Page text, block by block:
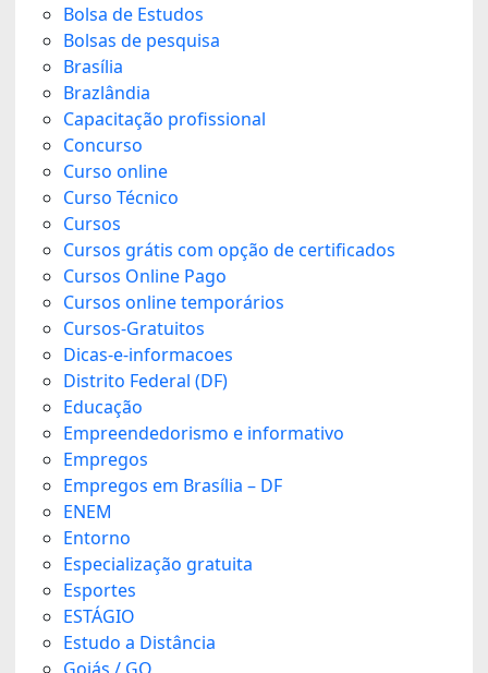
Bolsa de Estudos
Bolsas de pesquisa
Brasília
Brazlândia
Capacitação profissional
Concurso
Curso online
Curso Técnico
Cursos
Cursos grátis com opção de certificados
Cursos Online Pago
Cursos online temporários
Cursos-Gratuitos
Dicas-e-informacoes
Distrito Federal (DF)
Educação
Empreendedorismo e informativo
Empregos
Empregos em Brasília – DF
ENEM
Entorno
Especialização gratuita
Esportes
ESTÁGIO
Estudo a Distância